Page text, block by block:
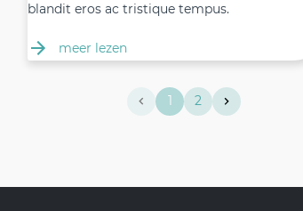
blandit eros ac tristique tempus.
meer lezen
1 2